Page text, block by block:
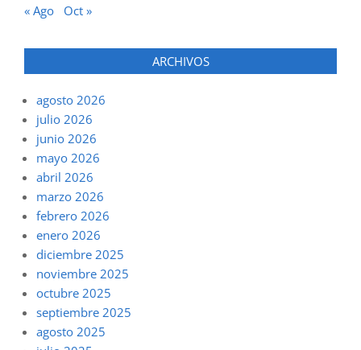
« Ago Oct »
ARCHIVOS
agosto 2026
julio 2026
junio 2026
mayo 2026
abril 2026
marzo 2026
febrero 2026
enero 2026
diciembre 2025
noviembre 2025
octubre 2025
septiembre 2025
agosto 2025